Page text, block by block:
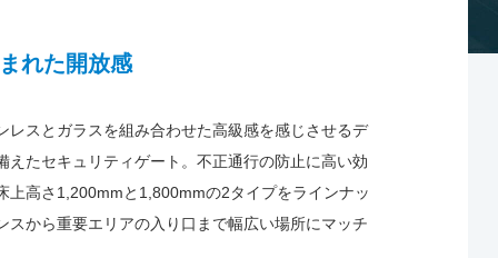
れた開放感
レスとガラスを組み合わせた高級感を感じさせるデ
えたセキュリティゲート。不正通行の防止に高い効
上高さ1,200mmと1,800mmの2タイプをラインナッ
スから重要エリアの入り口まで幅広い場所にマッチ